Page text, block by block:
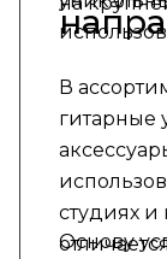
В
гитарные
студиях
Основу